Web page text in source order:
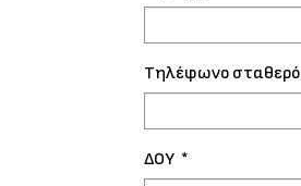
Τηλέφωνο σταθερό
ΔΟΥ *